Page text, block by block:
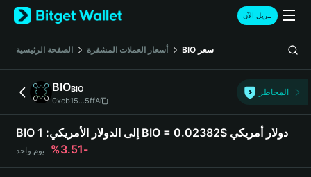
English
日本語
Русский
Español (Latinoamérica)
Türkçe
Deutsch
简体中文
تنزيل الآن
الصفحة الرئيسية أسعار العملات المشفرة BIO سعر
BIOBIO
0xcb15...5ffA
المخاطر
BIO إلى الدولار الأمريكي:
1 BIO = 0.02382$ دولار أمريكي
-3.51%
يوم واحد